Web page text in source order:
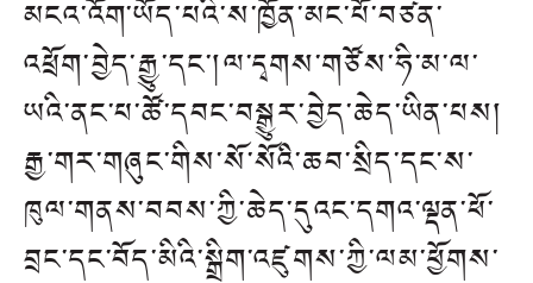
མངའ་འོག་ཡོད་པའི་ས་ཁྱོན་མང་པོ་བཙན་
འཕྲོག་བྱེད་རྒྱུ་དང་།ལ་དྭགས་གཙོས་ཧི་མ་ལ་
ཡའི་ནང་པ་ཚོ་དབང་བསྒྱུར་བྱེད་ཆེད་ཡིན་པས།
རྒྱ་གར་གཞུང་གིས་སོ་སོའི་ཆབ་སྲིད་དང་ས་
ཁུལ་གནས་བབས་ཀྱི་ཆེད་དུའང་དགའ་ལྡན་ཕོ་
བྲང་དང་བོད་མིའི་སྒྲིག་འཛུགས་ཀྱི་ལམ་ཕྱོགས་